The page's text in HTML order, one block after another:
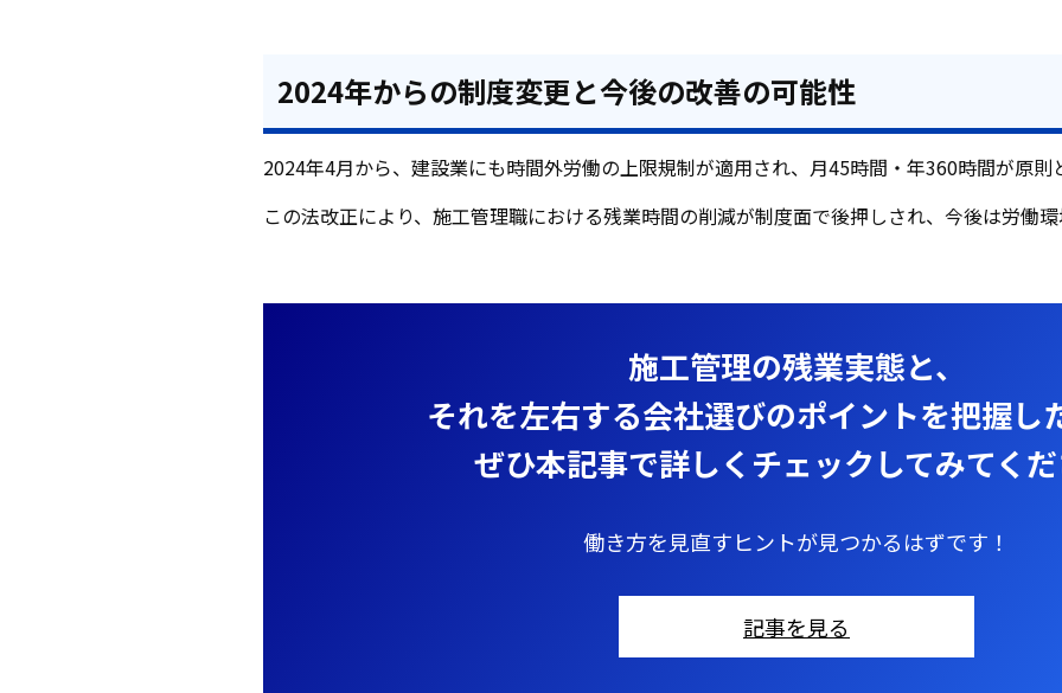
2024年からの制度変更と今後の改善の可能性
2024年4月から、建設業にも時間外労働の上限規制が適用され、月45時間・年360時間が原則
この法改正により、施工管理職における残業時間の削減が制度面で後押しされ、今後は労働環
施工管理の残業実態と、
それを左右する会社選びのポイントを把握し
ぜひ本記事で詳しくチェックしてみてく
働き方を見直すヒントが見つかるはずです！
記事を見る